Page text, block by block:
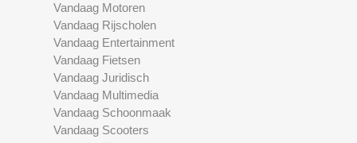
Vandaag Motoren
Vandaag Rijscholen
Vandaag Entertainment
Vandaag Fietsen
Vandaag Juridisch
Vandaag Multimedia
Vandaag Schoonmaak
Vandaag Scooters